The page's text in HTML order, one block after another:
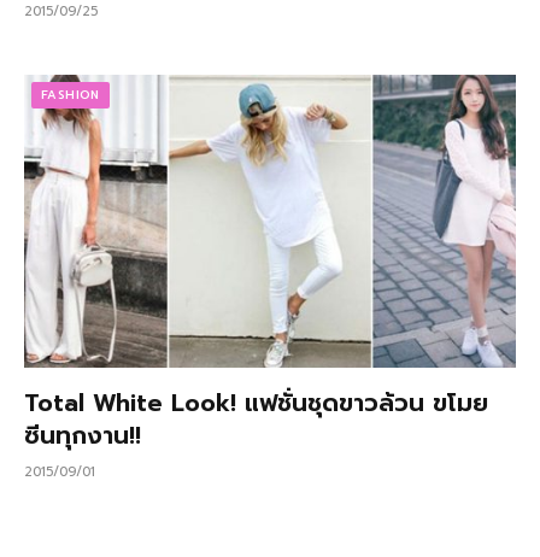
2015/09/25
FASHION
Total White Look! แฟชั่นชุดขาวล้วน ขโมย
ซีนทุกงาน!!
2015/09/01